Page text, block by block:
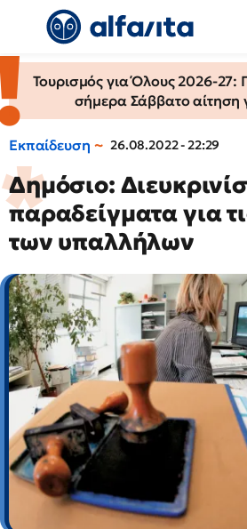
Τουρισμός για Όλους 2026-
σήμερα Σάββατο αίτηση
Εκπαίδευση 26.08.2022 - 22:29
Δημόσιο:
παραδείγματα για
των υπαλλήλων